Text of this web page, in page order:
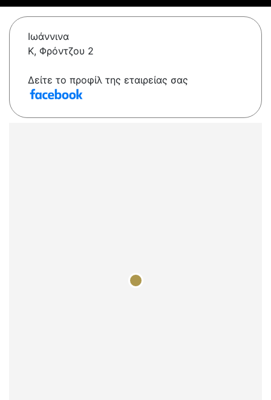
Ιωάννινα
Κ, Φρόντζου 2
Δείτε το προφίλ της εταιρείας σας